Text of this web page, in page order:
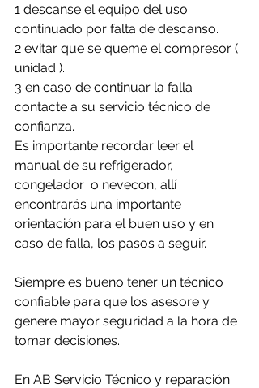
1 descanse el equipo del uso
continuado por falta de descanso.
2 evitar que se queme el compresor (
unidad ).
3 en caso de continuar la falla
contacte a su servicio técnico de
confianza.
Es importante recordar leer el
manual de su refrigerador,
congelador  o nevecon, allí
encontrarás una importante
orientación para el buen uso y en
caso de falla, los pasos a seguir.
Siempre es bueno tener un técnico
confiable para que los asesore y
genere mayor seguridad a la hora de
tomar decisiones.
En AB Servicio Técnico y reparación